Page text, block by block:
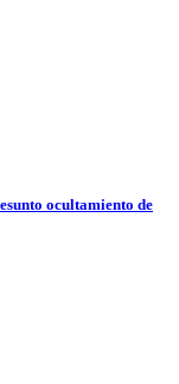
ocultamiento de